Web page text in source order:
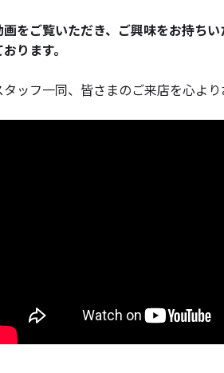
画をご覧いただき、ご興味をお持ち
ります。
タッフ一同、皆さまのご来店を心より